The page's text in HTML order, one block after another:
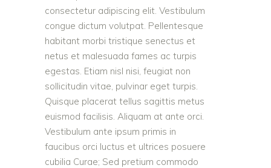
consectetur adipiscing elit. Vestibulum
congue dictum volutpat. Pellentesque
habitant morbi tristique senectus et
netus et malesuada fames ac turpis
egestas. Etiam nisl nisi, feugiat non
sollicitudin vitae, pulvinar eget turpis.
Quisque placerat tellus sagittis metus
euismod facilisis. Aliquam at ante orci.
Vestibulum ante ipsum primis in
faucibus orci luctus et ultrices posuere
cubilia Curae; Sed pretium commodo